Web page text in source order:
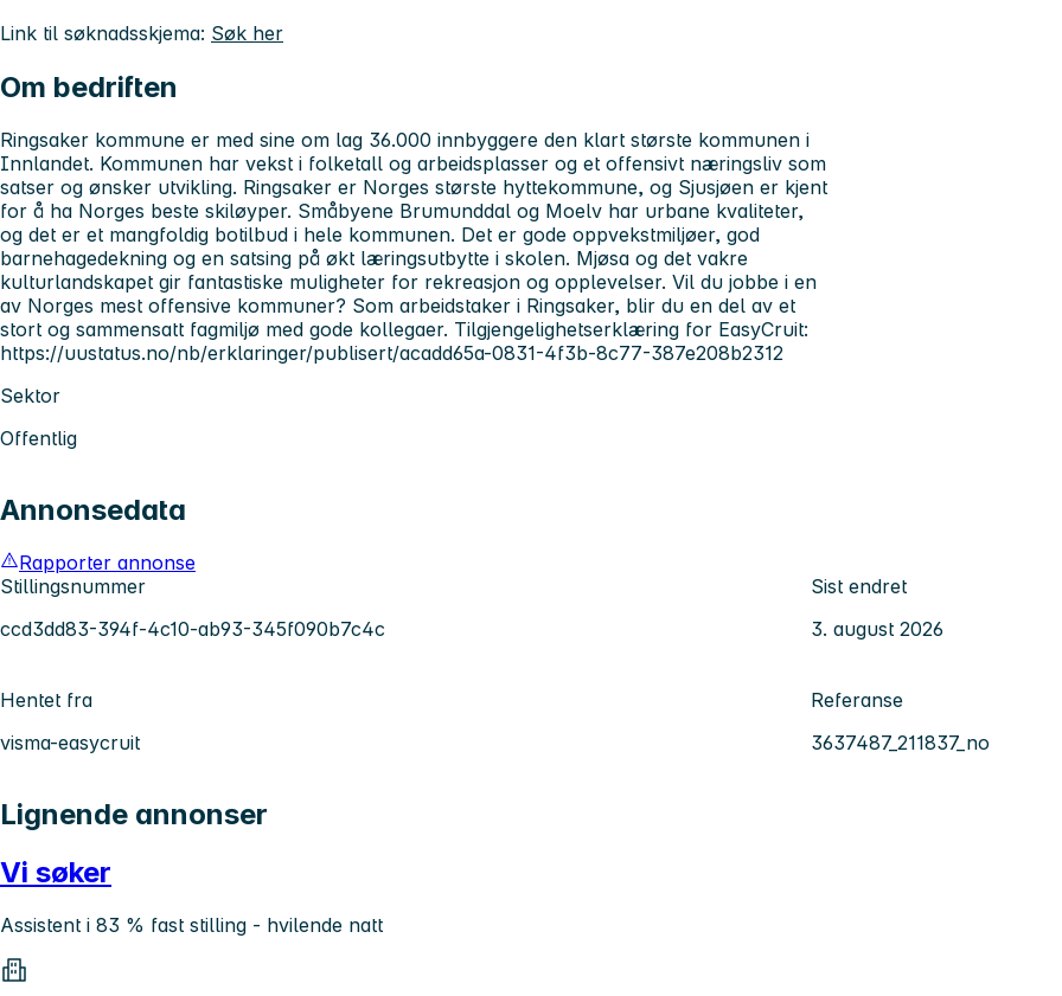
Link til søknadsskjema: Søk her
Om bedriften
Ringsaker kommune er med sine om lag 36.000 innbyggere den klart største kommunen i
Innlandet. Kommunen har vekst i folketall og arbeidsplasser og et offensivt næringsliv som
satser og ønsker utvikling. Ringsaker er Norges største hyttekommune, og Sjusjøen er kjent
for å ha Norges beste skiløyper. Småbyene Brumunddal og Moelv har urbane kvaliteter,
og det er et mangfoldig botilbud i hele kommunen. Det er gode oppvekstmiljøer, god
barnehagedekning og en satsing på økt læringsutbytte i skolen. Mjøsa og det vakre
kulturlandskapet gir fantastiske muligheter for rekreasjon og opplevelser. Vil du jobbe i en
av Norges mest offensive kommuner? Som arbeidstaker i Ringsaker, blir du en del av et
stort og sammensatt fagmiljø med gode kollegaer. Tilgjengelighetserklæring for EasyCruit:
https://uustatus.no/nb/erklaringer/publisert/acadd65a-0831-4f3b-8c77-387e208b2312
Sektor
Offentlig
Annonsedata
Rapporter annonse
Stillingsnummer
ccd3dd83-394f-4c10-ab93-345f090b7c4c
Sist endret
3. august 2026
Hentet fra
visma-easycruit
Referanse
3637487_211837_no
Lignende annonser
Vi søker
Assistent i 83 % fast stilling - hvilende natt